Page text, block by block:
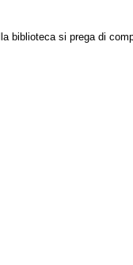
biblioteca si prega di